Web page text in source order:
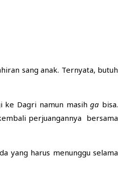
sang anak. Ternyata, butuh
ke Dagri namun masihga bisa.
perjuangannya bersama
yang harus menunggu selama